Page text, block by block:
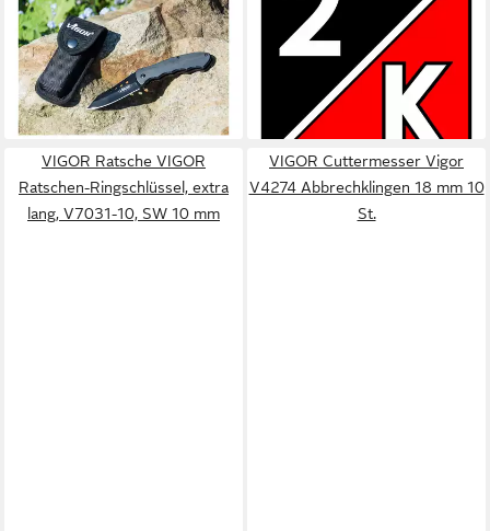
Abbrechklingen, 9 mm V4308
Anzahl Werkzeuge: 10
ab 7,94 €
(0,79 €/ 1 Stk)
lieferbar - in 2-3 Werktagen bei dir
Schraubendreher, kurz V1209
Kreuzschlitz Profil PH PH 2
ab 8,36 €
lieferbar - in 2-3 Werktagen bei dir
VIGOR Ratsche VIGOR
Ratschen-Ringschlüssel, extra
lang, V7031-10, SW 10 mm
VIGOR Cuttermesser Vigor
V4274 Abbrechklingen 18 mm 10
St.